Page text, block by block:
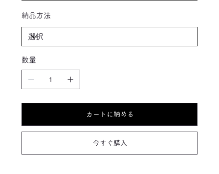
納品方法
数量
カートに納める
今すぐ購入